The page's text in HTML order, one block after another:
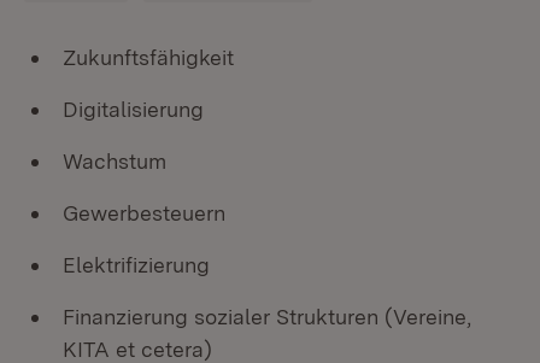
Zukunftsfähigkeit
Digitalisierung
Wachstum
Gewerbesteuern
Elektrifizierung
Finanzierung sozialer Strukturen (Vereine,
KITA et cetera)